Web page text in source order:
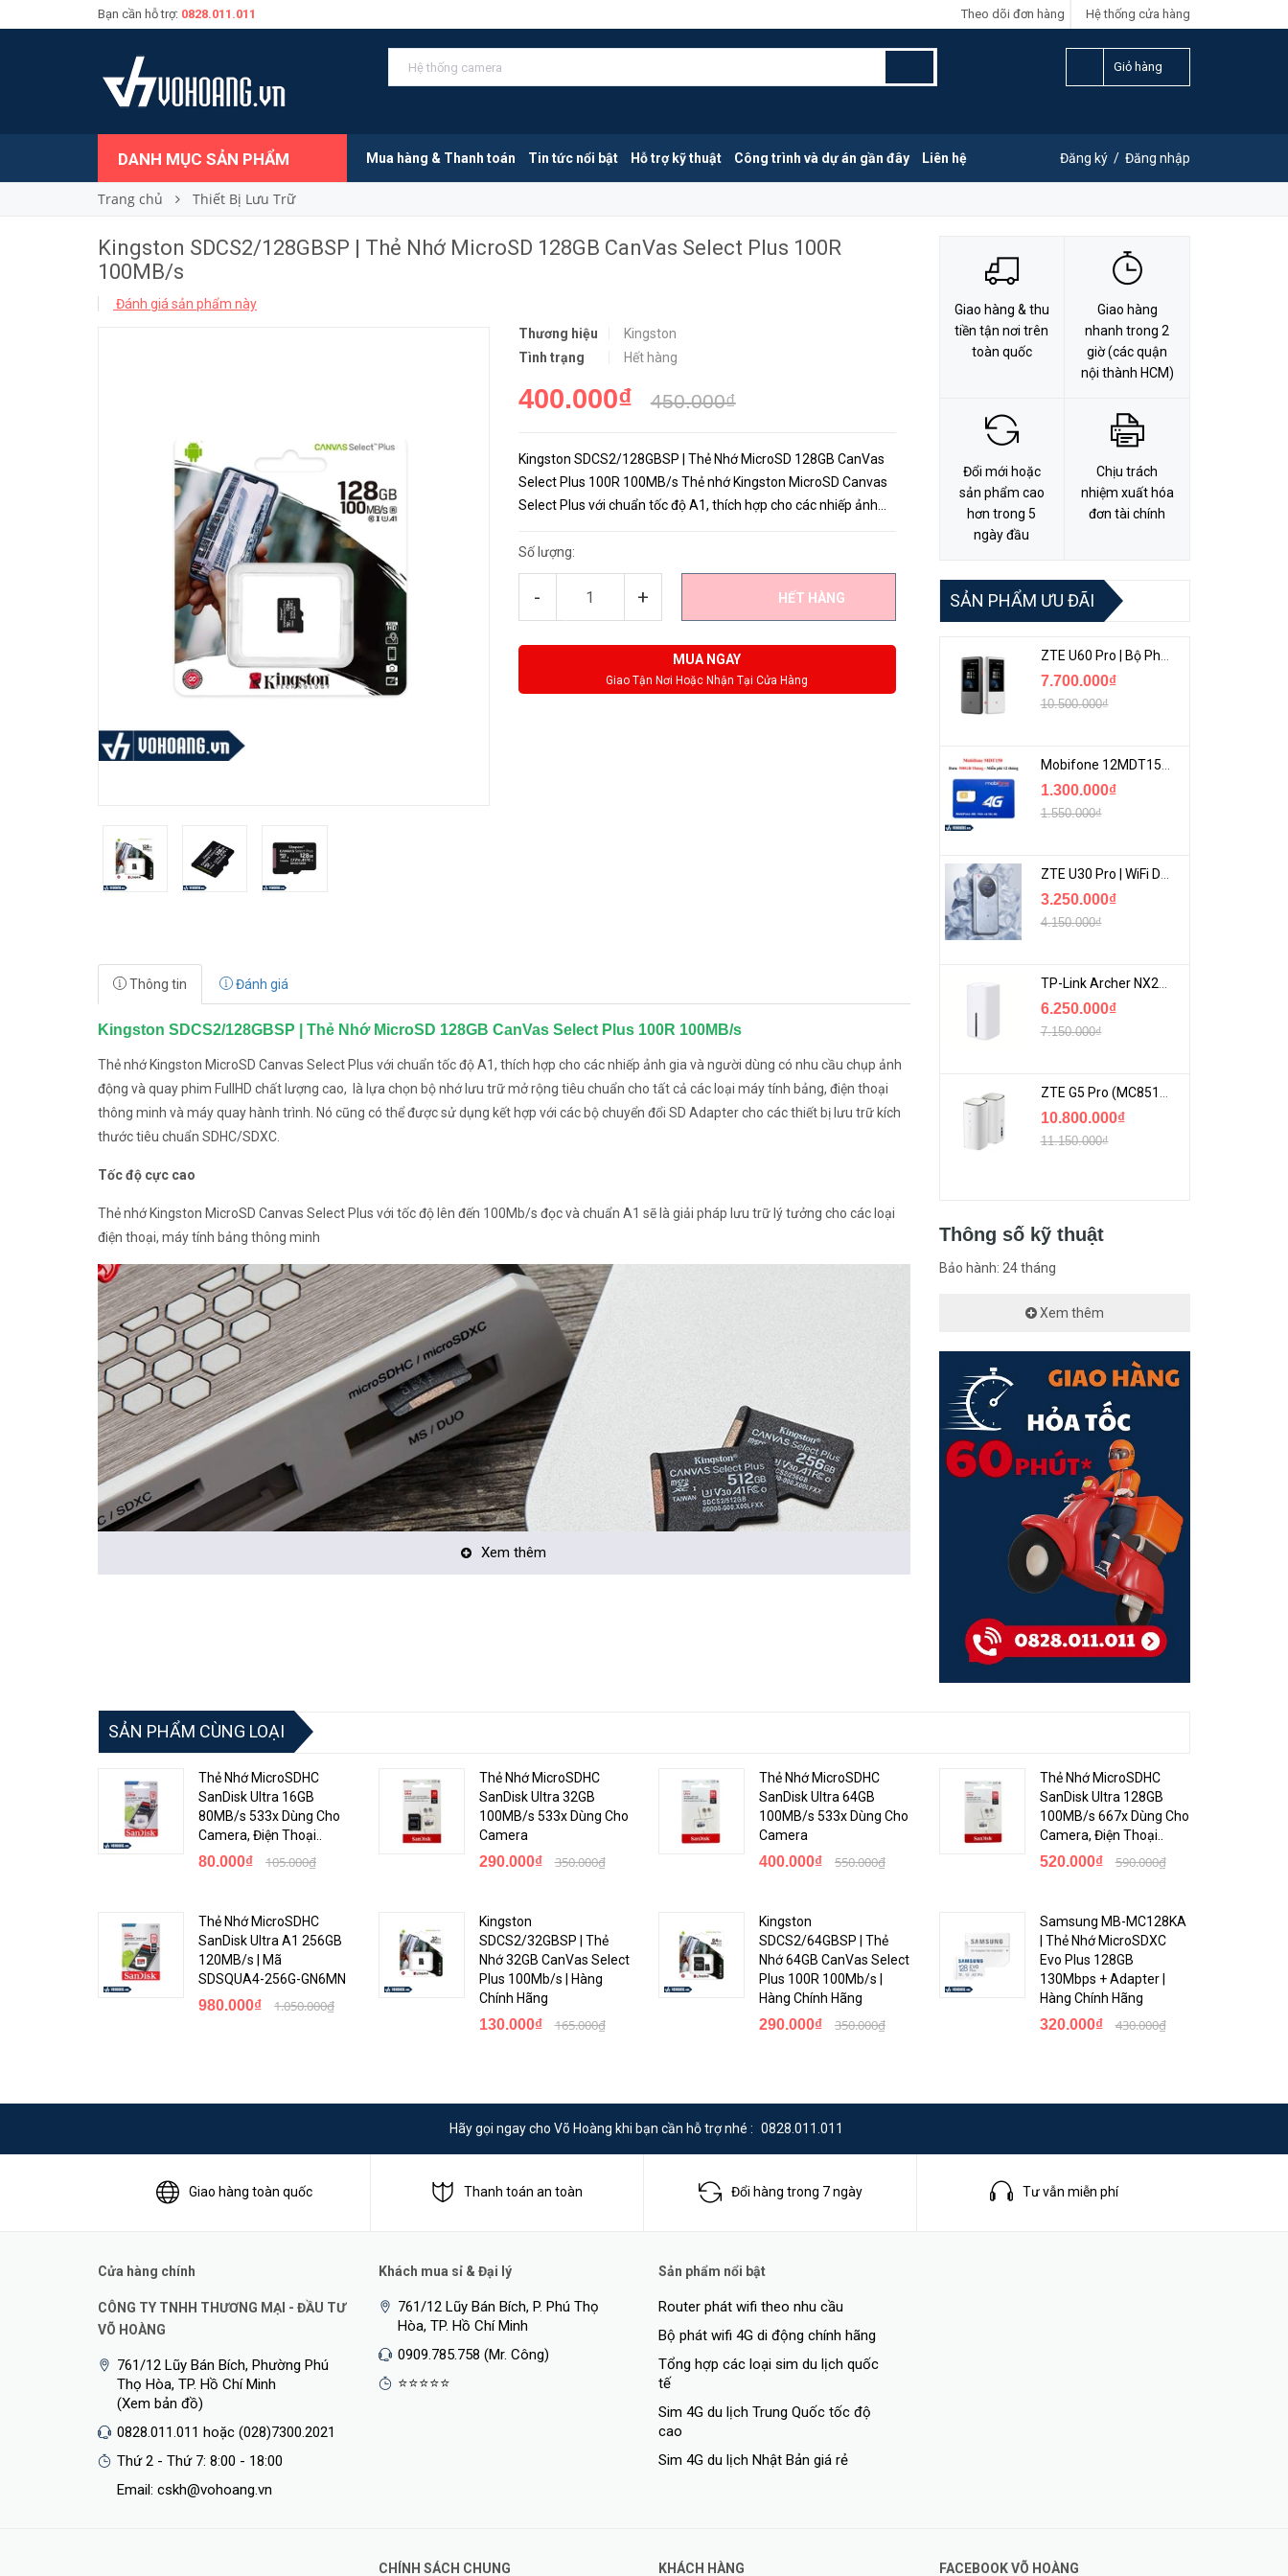
Bạn cần hỗ trợ: 0828.011.011 Hệ thống cửa hàng
Theo dõi đơn hàng
Giỏ hàng
DANH MỤC SẢN PHẨM Mua hàng & Thanh toán Tin tức nổi bật Hỗ trợ kỹ thuật Công trình và dự án gần đây Liên hệ Đăng ký / Đăng nhập
Trang chủ Thiết Bị Lưu Trữ
Kingston SDCS2/128GBSP | Thẻ Nhớ MicroSD 128GB CanVas Select Plus 100R
100MB/s
Đánh giá sản phẩm này
Thương hiệu
Kingston
Tình trạng
Hết hàng
400.000₫ 450.000₫
Kingston SDCS2/128GBSP | Thẻ Nhớ MicroSD 128GB CanVas
Select Plus 100R 100MB/s Thẻ nhớ Kingston MicroSD Canvas
Select Plus với chuẩn tốc độ A1, thích hợp cho các nhiếp ảnh
FullHD chất lượng c...
Số lượng:
- + HẾT HÀNG
MUA NGAY
Giao Tận Nơi Hoặc Nhận Tại Cửa Hàng
HẾT HÀNG LIÊN HỆ ĐẶT HÀNG
Thông tin Đánh giá
Kingston SDCS2/128GBSP | Thẻ Nhớ MicroSD 128GB CanVas Select Plus 100R 100MB/s
Thẻ nhớ Kingston MicroSD Canvas Select Plus với chuẩn tốc độ A1, thích hợp cho các nhiếp ảnh gia và người dùng có nhu cầu chụp ảnh
động và quay phim FullHD chất lượng cao, là lựa chọn bộ nhớ lưu trữ mở rộng tiêu chuẩn cho tất cả các loại máy tính bảng, điện thoại
thông minh và máy quay hành trình. Nó cũng có thể được sử dụng kết hợp với các bộ chuyển đổi SD Adapter cho các thiết bị lưu trữ kích
thước tiêu chuẩn SDHC/SDXC.
Tốc độ cực cao
Thẻ nhớ Kingston MicroSD Canvas Select Plus với tốc độ lên đến 100Mb/s đọc và chuẩn A1 sẽ là giải pháp lưu trữ lý tưởng cho các loại
điện thoại, máy tính bảng thông minh
Thẻ nhớ Kingston MicroSD Canvas Select Plus giúp cải thiện hiệu suất của các thiết bị Android bằng các đáp ứng phản hồi từ ứng dụng
tia X-ray để bảo vệ dữ liệu của bạn cực kỳ an toàn và có thể sử dụng ở các môi trường khắc nghiệt nhất.
Thông số kỹ thuật Kingston SDCS2/32GBSP
Thương hiệu Kingston
Model
Dung lượng
Xem thêm
Giao hàng & thu
tiền tận nơi trên
toàn quốc
Giao hàng
nhanh trong 2
giờ (các quận
nội thành HCM)
Đổi mới hoặc
sản phẩm cao
hơn trong 5
ngày đầu
Chịu trách
nhiệm xuất hóa
đơn tài chính
SẢN PHẨM ƯU ĐÃI
ZTE U60 Pro | Bộ Phát 5G Cầm Tay Tích Hợp Công Nghệ WiFi 7, Pin 10000mAh
7.700.000₫
10.500.000₫
Mobifone 12MDT150 | Sim Chuyên 4G Mobifone Dung Lượng Cao 500GB/Tháng Gói 1 Năm
1.300.000₫
1.550.000₫
ZTE U30 Pro | WiFi Di Động 5G Tốc Độ Lên Đến 500Mbps, Màn Hình Cảm Ứng
3.250.000₫
4.150.000₫
TP-Link Archer NX200 | Bộ Phát WiFi Dùng Sim 5G Tốc Độ Cao Mới FullBox
6.250.000₫
7.150.000₫
ZTE G5 Pro (MC8512) | Router 5G WiFi7 Be7200 Hỗ Trợ Băng Tần 6Ghz Cực Mạnh
10.800.000₫
11.150.000₫
Thông số kỹ thuật
Bảo hành: 24 tháng
Xem thêm
SẢN PHẨM CÙNG LOẠI
Thẻ Nhớ MicroSDHC
SanDisk Ultra 16GB
80MB/s 533x Dùng Cho
Camera, Điện Thoại..
80.000₫ 105.000₫
Thẻ Nhớ MicroSDHC
SanDisk Ultra 32GB
100MB/s 533x Dùng Cho
Camera
290.000₫ 350.000₫
Thẻ Nhớ MicroSDHC
SanDisk Ultra 64GB
100MB/s 533x Dùng Cho
Camera
400.000₫ 550.000₫
Thẻ Nhớ MicroSDHC
SanDisk Ultra 128GB
100MB/s 667x Dùng Cho
Camera, Điện Thoại..
520.000₫ 590.000₫
Thẻ Nhớ MicroSDHC
SanDisk Ultra A1 256GB
120MB/s | Mã
SDSQUA4-256G-GN6MN
980.000₫ 1.050.000₫
Kingston
SDCS2/32GBSP | Thẻ
Nhớ 32GB CanVas Select
Plus 100Mb/s | Hàng
Chính Hãng
130.000₫ 165.000₫
Kingston
SDCS2/64GBSP | Thẻ
Nhớ 64GB CanVas Select
Plus 100R 100Mb/s |
Hàng Chính Hãng
290.000₫ 350.000₫
Samsung MB-MC128KA
| Thẻ Nhớ MicroSDXC
Evo Plus 128GB
130Mbps + Adapter |
Hàng Chính Hãng
320.000₫ 430.000₫
Hãy gọi ngay cho Võ Hoàng khi bạn cần hỗ trợ nhé : 0828.011.011
Giao hàng toàn quốc Thanh toán an toàn Đổi hàng trong 7 ngày Tư vẫn miễn phí
Cửa hàng chính
CÔNG TY TNHH THƯƠNG MẠI - ĐẦU TƯ
VÕ HOÀNG
761/12 Lũy Bán Bích, Phường Phú
Thọ Hòa, TP. Hồ Chí Minh
(Xem bản đồ)
0828.011.011 hoặc (028)7300.2021
Thứ 2 - Thứ 7: 8:00 - 18:00
Email: cskh@vohoang.vn
Khách mua sỉ & Đại lý
761/12 Lũy Bán Bích, P. Phú Thọ
Hòa, TP. Hồ Chí Minh
0909.785.758 (Mr. Công)
⭐⭐⭐⭐⭐
Sản phẩm nổi bật
Router phát wifi theo nhu cầu
Bộ phát wifi 4G di động chính hãng
Tổng hợp các loại sim du lịch quốc
tế
Sim 4G du lịch Trung Quốc tốc độ
cao
Sim 4G du lịch Nhật Bản giá rẻ
CHÍNH SÁCH CHUNG KHÁCH HÀNG FACEBOOK VÕ HOÀNG